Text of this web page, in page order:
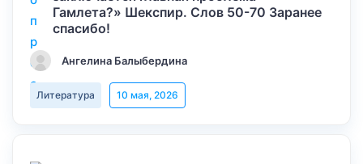
Гамлета?» Шекспир. Слов 50-70 Заранее
спасибо!
Ангелина Балыбердина
Литература 10 мая, 2026